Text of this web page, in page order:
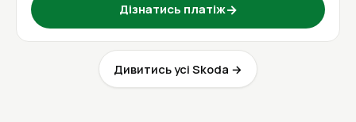
Дізнатись платіж→
Дивитись усі Skoda →